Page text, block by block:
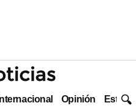
Internacional Opinión Estilo